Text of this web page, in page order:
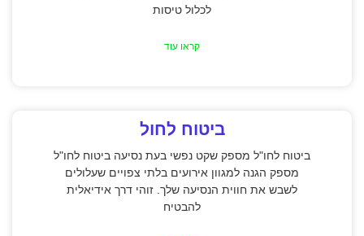
לכלול טיסות
קראו עוד
ביטוח לחול
ביטוח לחו"ל מספק שקט נפשי בעת נסיעה ביטוח לחו"ל
מספק הגנה למגוון אירועים בלתי צפויים שעלולים
לשבש את חווית הנסיעה שלך. זוהי דרך אידיאלית
להבטיח